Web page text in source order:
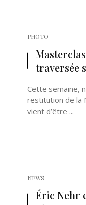
PHOTO
traversée
Cette semaine,
restitution de la
vient d’être ...
NEWS
Éric Nehr
un 2 juillet : André